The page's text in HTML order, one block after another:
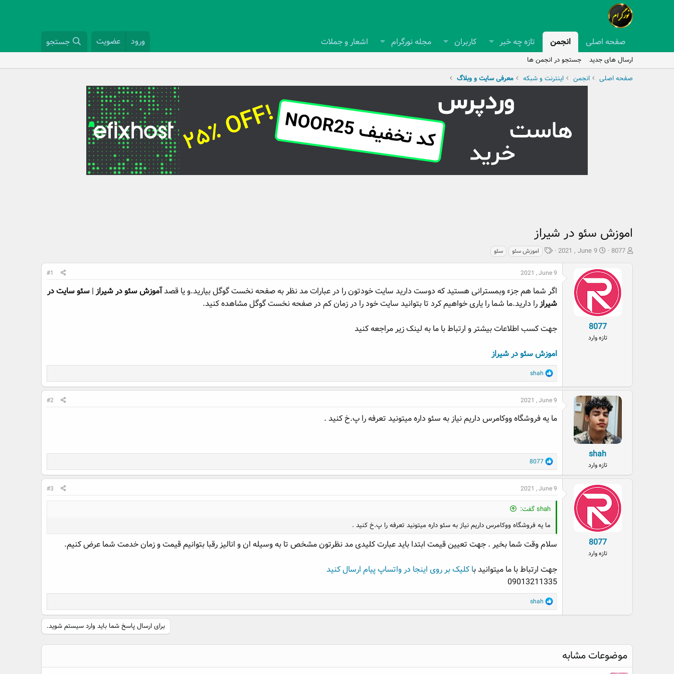
صفحه اصلی انجمن تازه چه خبر کاربران مجله نورگرام اشعار و جملات ورود عضویت جستجو
ارسال های جدید
جستجو در انجمن ها
صفحه اصلی
انجمن اینترنت و شبکه معرفی سایت و وبلاگ
اموزش سئو در شیراز
ش
8077
ت
ر
ی
خ
ش
ر
و
ع
2021 , June 9
ب
چ
پ
ه
ا
اموزش سئو سئو
8077
تازه وارد
2021 , June 9
#1
اگر شما هم جزء وبمسترانی هستید که دوست دارید سایت خودتون را در عبارات مد نظر به صفحه نخست گوگل بیارید.و یا قصدآموزش سئو در شیراز | سئو سایت در
شیرازرا دارید.ما شما را یاری خواهیم کرد تا بتوانید سایت خود را در زمان کم در صفحه نخست گوگل مشاهده کنید.
جهت کسب اطلاعات بیشتر و ارتباط با ما به لینک زیر مراجعه کنید
اموزش سئو در شیراز
R
e
a
c
i
:
shah
shah
تازه وارد
2021 , June 9
#2
ما یه فروشگاه ووکامرس داریم نیاز به سئو داره میتونید تعرفه را پ.خ کنید .
R
e
a
c
i
n
:
8077
8077
تازه وارد
2021 , June 9
#3
shah گفت:
ما یه فروشگاه ووکامرس داریم نیاز به سئو داره میتونید تعرفه را پ.خ کنید .
سلام وقت شما بخیر . جهت تعیین قیمت ابتدا باید عبارت کلیدی مد نظرتون مشخص تا به وسیله ان و انالیز رقبا بتوانیم قیمت و زمان خدمت شما عرض کنیم.
جهت ارتباط با ما میتوانید با کلیک بر روی اینجا در واتساپ پیام ارسال کنید
09013211335
R
e
n
shah
برای ارسال پاسخ شما باید وارد سیستم شوید.
موضوعات مشابه